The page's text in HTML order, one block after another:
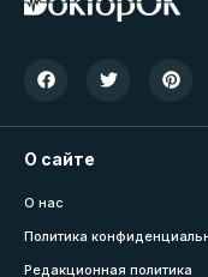
О сайте
О нас
Политика
Редакционная политика